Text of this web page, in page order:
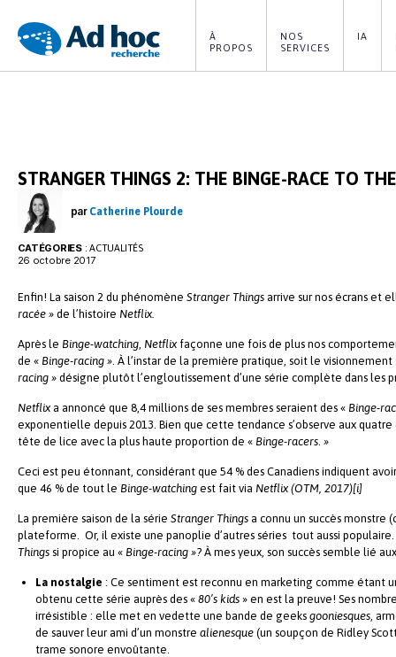
À
PROPOS
NOS
SERVICES
IA
STRANGER THINGS 2: THE BINGE-RACE TO
par Catherine Plourde
CATÉGORIES:ACTUALITÉS
26 octobre 2017
Enfin! La saison 2 du phénomène Stranger Thingsarrive sur nos écrans et
racée » de l’histoire Netflix.
Après le Binge-watching, Netflixfaçonne une fois de plus nos
de « Binge-racing ». À l’instar de la première pratique, soit le visionnement
racing »désigne plutôt l’engloutissement d’une série complète dans les
Netflixa annoncé que 8,4 millions de ses membres seraient des « Binge-
exponentielle depuis 2013. Bien que cette tendance s’observe aux
tête de lice avec la plus haute proportion de « Binge-racers. »
Ceci est peu étonnant, considérant que 54 % des Canadiens indiquent
que 46 % de tout le Binge-watchingest fait via Netflix (OTM, 2017)[i]
La première saison de la série Stranger Things a connu un succès monstre
plateforme. Or, il existe une panoplie d’autres séries tout aussi populaire.
Thingssi propice au « Binge-racing »? À mes yeux, son succès semble lié aux
La nostalgie : Ce sentiment est reconnu en marketing comme étant
obtenu cette série auprès des « 80’s kids» en est la preuve! Ses
irrésistible : elle met en vedette une bande de geeks gooniesques,
de sauver leur ami d’un monstre alienesque(un soupçon de Ridley
trame sonore envoûtante.